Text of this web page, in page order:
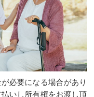
必要になる場合があり
いし所有権をお渡し頂